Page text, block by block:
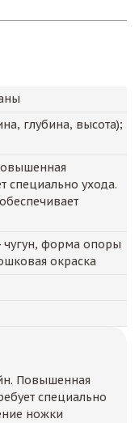
глубина, высота);
специально ухода.
чугун, форма опоры
окраска
Повышенная
специально
ножки